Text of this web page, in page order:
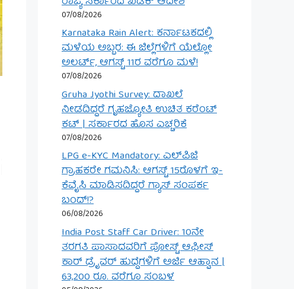
07/08/2026
Karnataka Rain Alert: ಕರ್ನಾಟಕದಲ್ಲಿ
ಮಳೆಯ ಅಬ್ಬರ: ಈ ಜಿಲ್ಲೆಗಳಿಗೆ ಯೆಲ್ಲೋ
ಅಲರ್ಟ್, ಆಗಸ್ಟ್ 11ರ ವರೆಗೂ ಮಳೆ!
07/08/2026
Gruha Jyothi Survey: ದಾಖಲೆ
ನೀಡದಿದ್ದರೆ ಗೃಹಜ್ಯೋತಿ ಉಚಿತ ಕರೆಂಟ್
ಕಟ್ | ಸರ್ಕಾರದ ಹೊಸ ಎಚ್ಚರಿಕೆ
07/08/2026
LPG e-KYC Mandatory: ಎಲ್‌ಪಿಜಿ
ಗ್ರಾಹಕರೇ ಗಮನಿಸಿ: ಆಗಸ್ಟ್ 15ರೊಳಗೆ ಇ-
ಕೆವೈಸಿ ಮಾಡಿಸದಿದ್ದರೆ ಗ್ಯಾಸ್ ಸಂಪರ್ಕ
ಬಂದ್!?
06/08/2026
India Post Staff Car Driver: 10ನೇ
ತರಗತಿ ಪಾಸಾದವರಿಗೆ ಪೋಸ್ಟ್ ಆಫೀಸ್
ಕಾರ್ ಡ್ರೈವರ್ ಹುದ್ದೆಗಳಿಗೆ ಅರ್ಜಿ ಆಹ್ವಾನ |
63,200 ರೂ. ವರೆಗೂ ಸಂಬಳ